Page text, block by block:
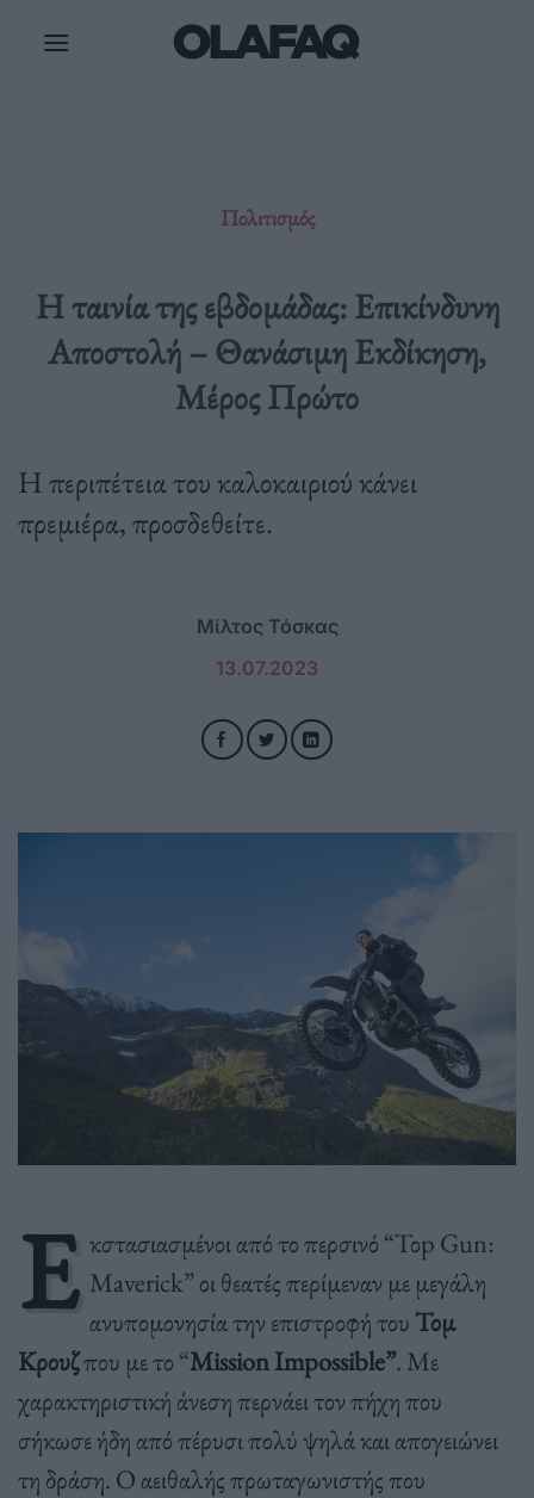
Πολιτισμός
Η ταινία της εβδομάδας: Επικίνδυνη
Αποστολή – Θανάσιμη Εκδίκηση,
Μέρος Πρώτο
Η περιπέτεια του καλοκαιριού κάνει
πρεμιέρα, προσδεθείτε.
Μίλτος Τόσκας
13.07.2023
Ε κστασιασμένοι από το περσινό “Τοp Gun:
Maverick” οι θεατές περίμεναν με μεγάλη
ανυπομονησία την επιστροφή του Τομ
Κρουζπου με το “Μission Impossible”. Με
χαρακτηριστική άνεση περνάει τον πήχη που
σήκωσε ήδη από πέρυσι πολύ ψηλά και απογειώνει
τη δράση. Ο αειθαλής πρωταγωνιστής που